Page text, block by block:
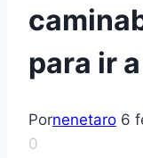
para ir
Pornenetaro 6
0